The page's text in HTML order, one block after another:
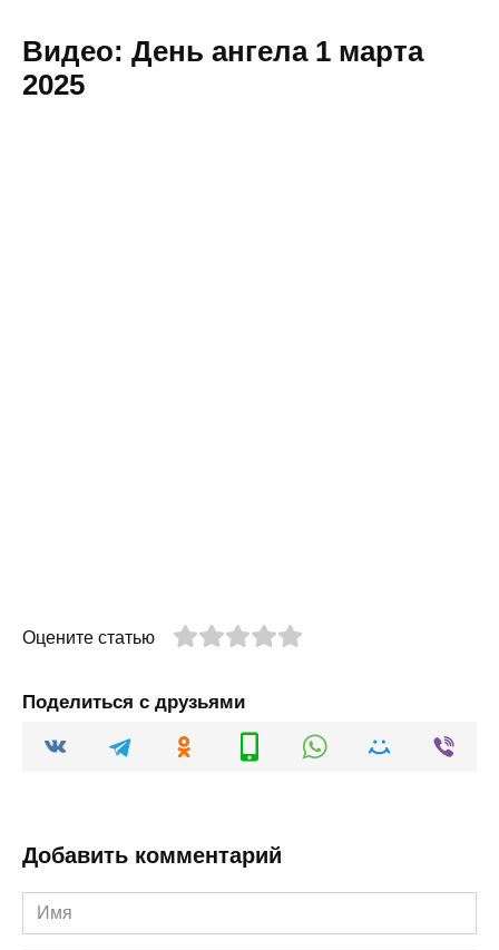
Видео: День ангела 1 марта
2025
Оцените статью
Поделиться с друзьями
Добавить комментарий
Имя
*